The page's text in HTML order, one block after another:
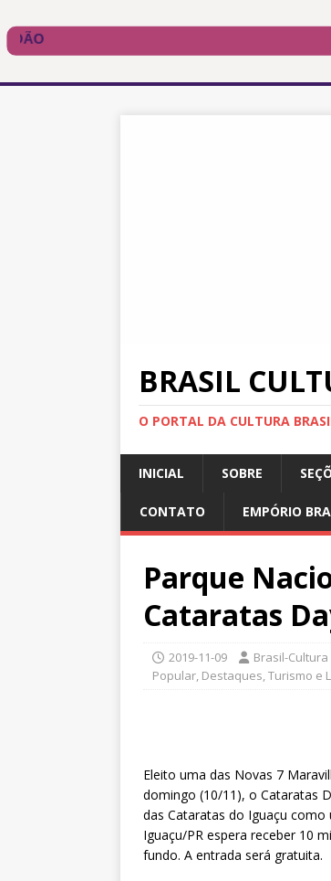
BRASIL
O PORTAL DA CULTURA
INICIAL SOBRE
CONTATO EMPÓRIO
Parque
Cataratas
2019-11-09 Brasil-Cultura
Popular, Destaques,Turismo e
Eleito uma das Novas 7
domingo (10/11), o Cataratas
das Cataratas do Iguaçu
Iguaçu/PR espera receber 10
fundo. A entrada será gratuita.